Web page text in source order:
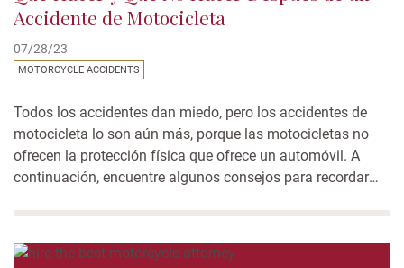
Accidente de Motocicleta
07/28/23
MOTORCYCLE ACCIDENTS
Todos los accidentes dan miedo, pero los accidentes de
motocicleta lo son aún más, porque las motocicletas no
ofrecen la protección física que ofrece un automóvil. A
continuación, encuentre algunos consejos para recordar